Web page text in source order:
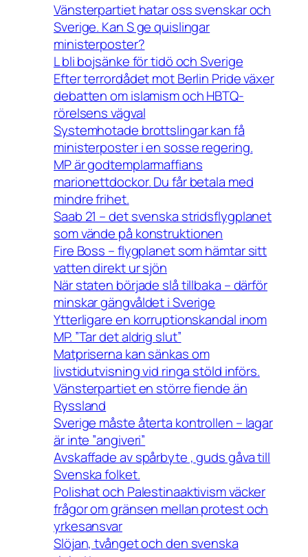
Vänsterpartiet hatar oss svenskar och
Sverige. Kan S ge quislingar
ministerposter?
L bli bojsänke för tidö och Sverige
Efter terrordådet mot Berlin Pride växer
debatten om islamism och HBTQ-
rörelsens vägval
Systemhotade brottslingar kan få
ministerposter i en sosse regering.
MP är godtemplarmaffians
marionettdockor. Du får betala med
mindre frihet.
Saab 21 – det svenska stridsflygplanet
som vände på konstruktionen
Fire Boss – flygplanet som hämtar sitt
vatten direkt ur sjön
När staten började slå tillbaka – därför
minskar gängvåldet i Sverige
Ytterligare en korruptionskandal inom
MP. ”Tar det aldrig slut”
Matpriserna kan sänkas om
livstidutvisning vid ringa stöld införs.
Vänsterpartiet en större fiende än
Ryssland
Sverige måste återta kontrollen – lagar
är inte ”angiveri”
Avskaffade av spårbyte , guds gåva till
Svenska folket.
Polishat och Palestinaaktivism väcker
frågor om gränsen mellan protest och
yrkesansvar
Slöjan, tvånget och den svenska